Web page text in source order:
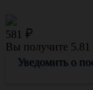
581
Вы получите 5.81
Уведомить о